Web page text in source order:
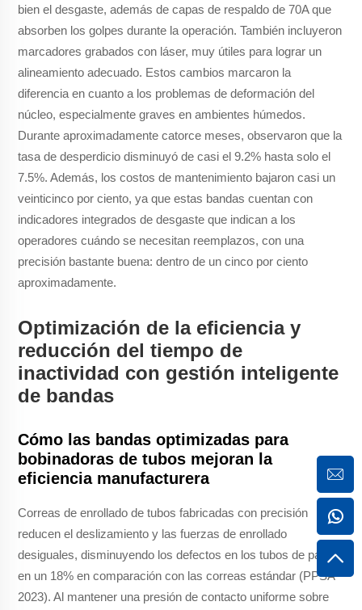
bien el desgaste, además de capas de respaldo de 70A que
absorben los golpes durante la operación. También incluyeron
marcadores grabados con láser, muy útiles para lograr un
alineamiento adecuado. Estos cambios marcaron la
diferencia en cuanto a los problemas de deformación del
núcleo, especialmente graves en ambientes húmedos.
Durante aproximadamente catorce meses, observaron que la
tasa de desperdicio disminuyó de casi el 9.2% hasta solo el
7.5%. Además, los costos de mantenimiento bajaron casi un
veinticinco por ciento, ya que estas bandas cuentan con
indicadores integrados de desgaste que indican a los
operadores cuándo se necesitan reemplazos, con una
precisión bastante buena: dentro de un cinco por ciento
aproximadamente.
Optimización de la eficiencia y
reducción del tiempo de
inactividad con gestión inteligente
de bandas
Cómo las bandas optimizadas para
bobinadoras de tubos mejoran la
eficiencia manufacturera
Correas de enrollado de tubos fabricadas con precisión
reducen el deslizamiento y las fuerzas de enrollado
desiguales, disminuyendo los defectos en los tubos de papel
en un 18% en comparación con las correas estándar (PPSA
2023). Al mantener una presión de contacto uniforme sobre